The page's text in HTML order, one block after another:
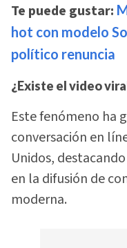
Te puede gustar:
hot con modelo
político renuncia
¿Existe el video
Este fenómeno ha
conversación en
Unidos,
en la difusión de
moderna.